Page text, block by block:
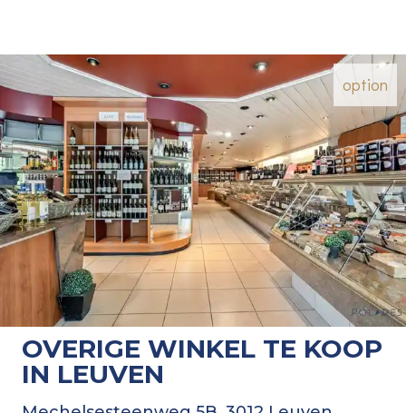
option
OVERIGE WINKEL TE KOOP
IN LEUVEN